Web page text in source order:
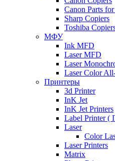
Canon Parts
Sharp Copiers
Toshiba
МФУ
Ink MFD
Laser MFD
Laser
Laser Color
Принтеры
3d Printer
InK Jet
InK Jet Printers
Label Printer (
Laser
Color
Laser Printers
Matrix